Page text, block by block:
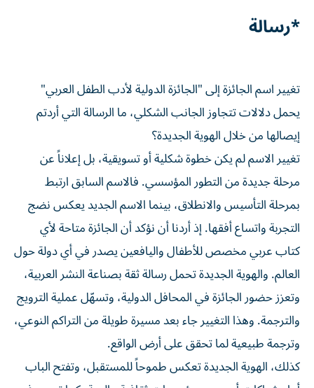
*رسالة
تغيير اسم الجائزة إلى "الجائزة الدولية لأدب الطفل العربي"
يحمل دلالات تتجاوز الجانب الشكلي، ما الرسالة التي أردتم
إيصالها من خلال الهوية الجديدة؟
تغيير الاسم لم يكن خطوة شكلية أو تسويقية، بل إعلاناً عن
مرحلة جديدة من التطور المؤسسي. فالاسم السابق ارتبط
بمرحلة التأسيس والانطلاق، بينما الاسم الجديد يعكس نضج
التجربة واتساع أفقها. إذ أردنا أن نؤكد أن الجائزة متاحة لأي
كتاب عربي مخصص للأطفال واليافعين يصدر في أي دولة حول
العالم. والهوية الجديدة تحمل رسالة ثقة بصناعة النشر العربية،
وتعزز حضور الجائزة في المحافل الدولية، وتسهّل عملية الترويج
والترجمة. وهذا التغيير جاء بعد مسيرة طويلة من التراكم النوعي،
وترجمة طبيعية لما تحقق على أرض الواقع.
كذلك، الهوية الجديدة تعكس طموحاً للمستقبل، وتفتح الباب